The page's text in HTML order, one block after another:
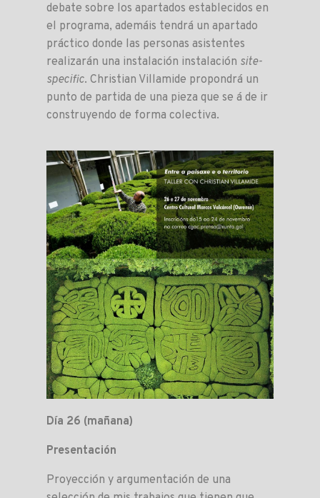
debate sobre los apartados establecidos en
el programa, ademáis tendrá un apartado
práctico donde las personas asistentes
realizarán una instalación instalación site-
specific. Christian Villamide propondrá un
punto de partida de una pieza que se á de ir
construyendo de forma colectiva.
Día 26 (mañana)
Presentación
Proyección y argumentación de una